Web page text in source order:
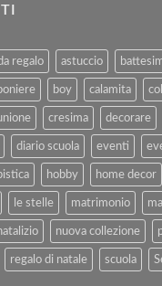
Rimborso
2025
regalo astuccio
boy calamita
cresima decorare
diario scuola eventi
hobby home decor
le stelle matrimonio
nuova collezione
regalo di natale scuola